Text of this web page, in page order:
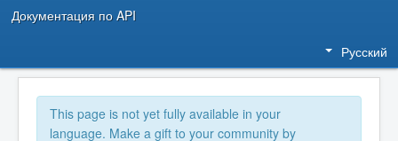
Документация по API
Русский
This page is not yet fully available in your
language. Make a gift to your community by